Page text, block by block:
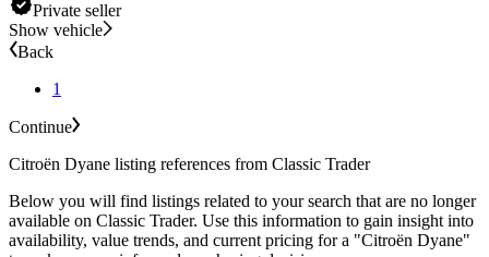
Private seller
Show vehicle
Back
1
Continue
Citroën Dyane listing references from Classic Trader
Below you will find listings related to your search that are no longer
available on Classic Trader. Use this information to gain insight into
availability, value trends, and current pricing for a "Citroën Dyane"